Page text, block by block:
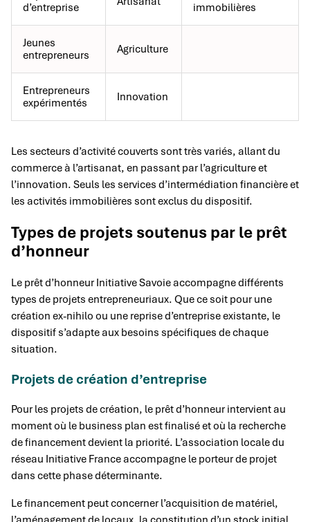
d’entreprise
immobilières
Jeunes
entrepreneurs
Agriculture
Entrepreneurs
expérimentés
Innovation
Les secteurs d’activité couverts sont très variés, allant du
commerce à l’artisanat, en passant par l’agriculture et
l’innovation. Seuls les services d’intermédiation financière et
les activités immobilières sont exclus du dispositif.
Types de projets soutenus par le prêt
d’honneur
Le prêt d’honneur Initiative Savoie accompagne différents
types de projets entrepreneuriaux. Que ce soit pour une
création ex-nihilo ou une reprise d’entreprise existante, le
dispositif s’adapte aux besoins spécifiques de chaque
situation.
Projets de création d’entreprise
Pour les projets de création, le prêt d’honneur intervient au
moment où le business plan est finalisé et où la recherche
de financement devient la priorité. L’association locale du
réseau Initiative France accompagne le porteur de projet
dans cette phase déterminante.
Le financement peut concerner l’acquisition de matériel,